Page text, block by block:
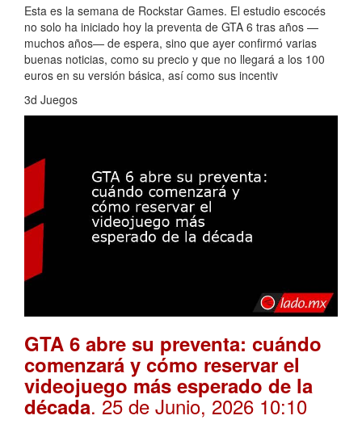
Esta es la semana de Rockstar Games. El estudio escocés
no solo ha iniciado hoy la preventa de GTA 6 tras años —
muchos años— de espera, sino que ayer confirmó varias
buenas noticias, como su precio y que no llegará a los 100
euros en su versión básica, así como sus incentiv
3d Juegos
GTA 6 abre su preventa: cuándo
comenzará y cómo reservar el
videojuego más esperado de la
década. 25 de Junio, 2026 10:10